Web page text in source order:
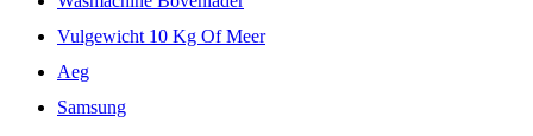
Vulgewicht 10 Kg Of Meer
Aeg
Samsung